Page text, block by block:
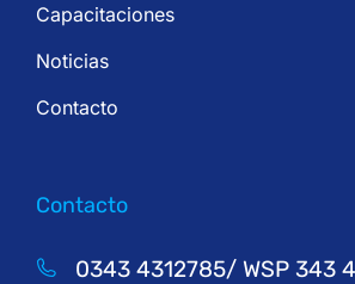
Capacitaciones
Noticias
Contacto
Contacto
0343 4312785/ WSP 343